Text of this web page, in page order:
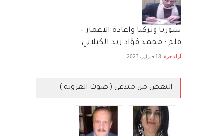
سوريا وتركيا واعادة الاعمار –
قلم : محمد فؤاد زيد الكيلاني
آراء حرة 18 فبراير، 2023
البعض من مبدعي ( صوت العروبة )